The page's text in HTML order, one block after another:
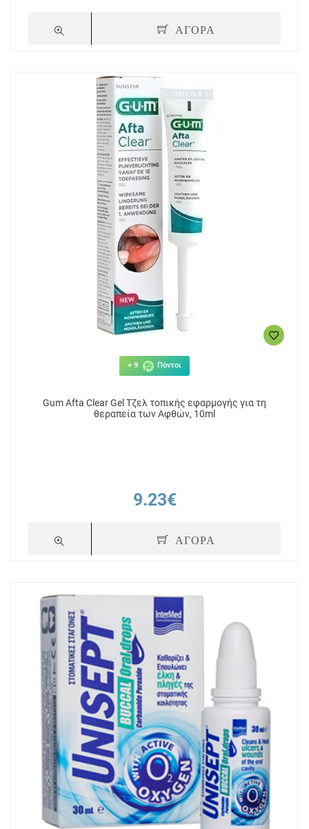
ΑΓΟΡΑ
+ 9 Πόντοι
Gum Afta Clear Gel Τζελ τοπικής εφαρμογής για τη
θεραπεία των Αφθών, 10ml
9.23€
ΑΓΟΡΑ